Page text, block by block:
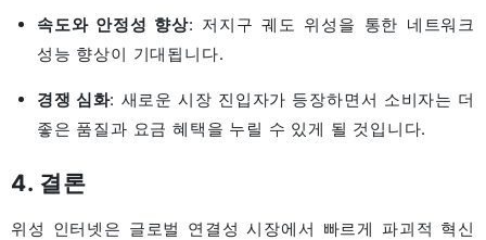
속도와 안정성 향상: 저지구 궤도 위성을 통한 네트워크
성능 향상이 기대됩니다.
경쟁 심화: 새로운 시장 진입자가 등장하면서 소비자는 더
좋은 품질과 요금 혜택을 누릴 수 있게 될 것입니다.
4. 결론
위성 인터넷은 글로벌 연결성 시장에서 빠르게 파괴적 혁신